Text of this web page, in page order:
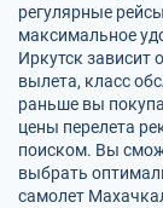
регулярные
максимальное
Иркутск зависит
вылета, класс
раньше вы
цены перелета
поиском. Вы
выбрать
самолет